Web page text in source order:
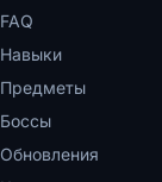
FAQ
Навыки
Предметы
Боссы
Обновления